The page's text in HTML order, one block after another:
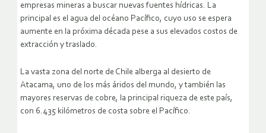
empresas mineras a buscar nuevas fuentes hídricas. La
principal es el agua del océano Pacífico, cuyo uso se espera
aumente en la próxima década pese a sus elevados costos de
extracción y traslado.
La vasta zona del norte de Chile alberga al desierto de
Atacama, uno de los más áridos del mundo, y también las
mayores reservas de cobre, la principal riqueza de este país,
con 6.435 kilómetros de costa sobre el Pacífico.